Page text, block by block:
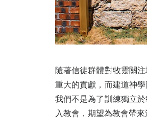
隨著信徒群體對牧靈關
重大的貢獻，而建道神
我們不是為了訓練獨立
入教會，期望為教會帶